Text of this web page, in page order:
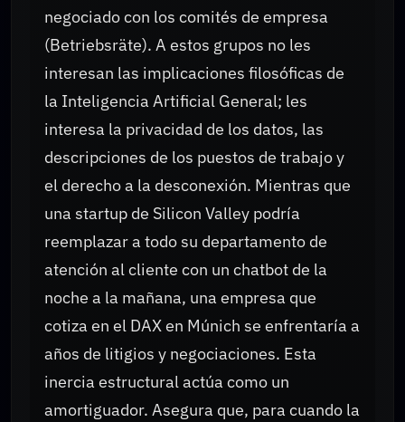
negociado con los comités de empresa
(Betriebsräte). A estos grupos no les
interesan las implicaciones filosóficas de
la Inteligencia Artificial General; les
interesa la privacidad de los datos, las
descripciones de los puestos de trabajo y
el derecho a la desconexión. Mientras que
una startup de Silicon Valley podría
reemplazar a todo su departamento de
atención al cliente con un chatbot de la
noche a la mañana, una empresa que
cotiza en el DAX en Múnich se enfrentaría a
años de litigios y negociaciones. Esta
inercia estructural actúa como un
amortiguador. Asegura que, para cuando la